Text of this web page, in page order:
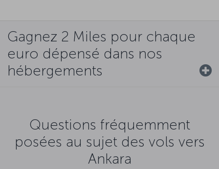
Gagnez 2 Miles pour chaque
euro dépensé dans nos
hébergements
Questions fréquemment
posées au sujet des vols vers
Ankara